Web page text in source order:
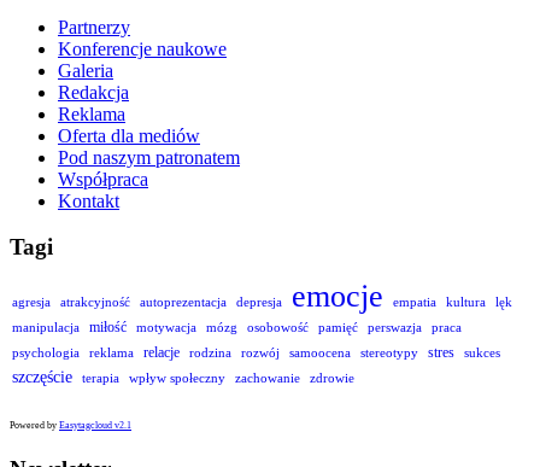
Partnerzy
Konferencje naukowe
Galeria
Redakcja
Reklama
Oferta dla mediów
Pod naszym patronatem
Współpraca
Kontakt
Tagi
agresja atrakcyjność autoprezentacja depresja emocje empatia kultura
lęk
manipulacja
miłość motywacja mózg osobowość pamięć perswazja
praca
psychologia
reklama relacje rodzina rozwój samoocena stereotypy stres sukces
szczęście terapia wpływ społeczny zachowanie zdrowie
Powered by Easytagcloud v2.1